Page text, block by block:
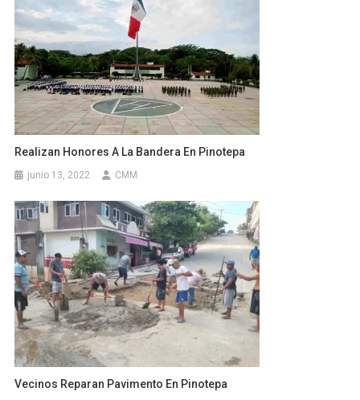
Realizan Honores A La Bandera En Pinotepa
junio 13, 2022 CMM
Vecinos Reparan Pavimento En Pinotepa